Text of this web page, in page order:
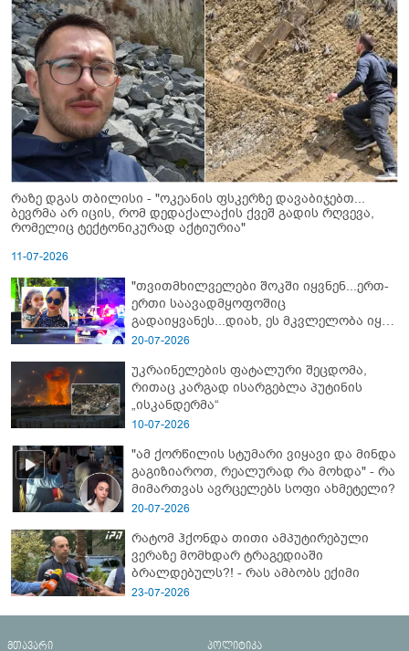
რაზე დგას თბილისი - "ოკეანის ფსკერზე დავაბიჯებთ...
ბევრმა არ იცის, რომ დედაქალაქის ქვეშ გადის რღვევა,
რომელიც ტექტონიკურად აქტიურია"
11-07-2026
"თვითმხილველები შოკში იყვნენ...ერთ-
ერთი საავადმყოფოშიც
გადაიყვანეს...დიახ, ეს მკვლელობა იყო"
- გორში დატრიალებული ტრაგედიის
20-07-2026
უკრაინელების ფატალური შეცდომა,
რითაც კარგად ისარგებლა პუტინის
„ისკანდერმა“
10-07-2026
"ამ ქორწილის სტუმარი ვიყავი და მინდა
გაგიზიაროთ, რეალურად რა მოხდა" - რა
მიმართვას ავრცელებს სოფი ახმეტელი?
20-07-2026
რატომ ჰქონდა თითი ამპუტირებული
ვერაზე მომხდარ ტრაგედიაში
ბრალდებულს?! - რას ამბობს ექიმი
23-07-2026
მთავარი პოლიტიკა